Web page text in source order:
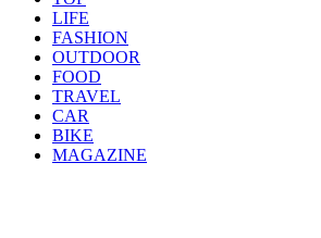
LIFE
FASHION
OUTDOOR
FOOD
TRAVEL
CAR
BIKE
MAGAZINE